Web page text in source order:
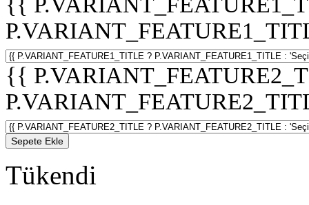
{{
Sepete Ekle
Tükendi